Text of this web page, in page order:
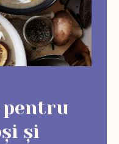
pentru
și